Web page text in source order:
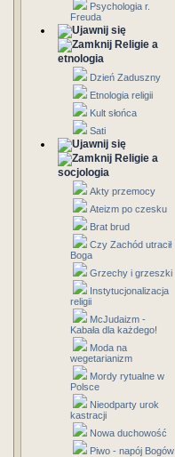
Psychologia r.
Freuda
Religie a
etnologia
Dzień Zaduszny
Etnologia religii
Kult słońca
Sati
Religie a
socjologia
Akty przemocy
Ateizm po czesku
Brat brud
Czy Zachód utracił
Boga
Grzechy i grzeszki
Instytucjonalizacja
religii
McJudaizm -
Kabała dla każdego!
Moda na
wegetarianizm
Mordy rytualne w
Polsce
Nieodparty urok
kastracji
Nowa duchowość
Piwo - napój Bogów